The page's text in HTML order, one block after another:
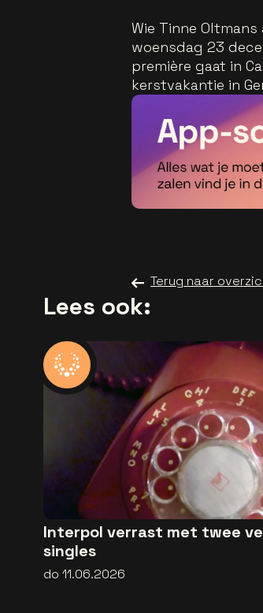
Wie Tinne
woensdag 23
première gaat in
kerstvakantie in
Terug naar
Lees ook:
Interpol verrast met twee
singles
do 11.06.2026